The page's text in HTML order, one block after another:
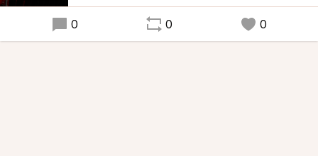
0 0 0